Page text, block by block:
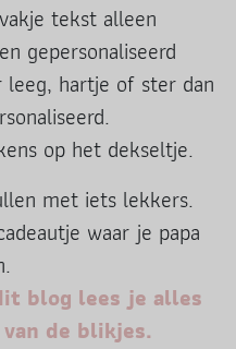
tekst alleen
gepersonaliseerd
hartje of ster dan
op het dekseltje.
met iets lekkers.
waar je papa
blog lees je alles
de blikjes.